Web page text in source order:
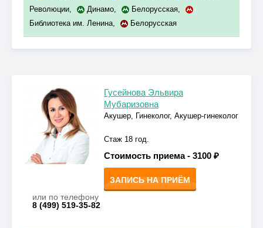
Революции, Динамо, Белорусская,
Библиотека им. Ленина, Белорусская
Гусейнова Эльвира
Мубаризовна
Акушер, Гинеколог, Акушер-гинеколог
Стаж 18 год.
Стоимость приема - 3100 ₽
ЗАПИСЬ НА ПРИЁМ
или по телефону
8 (499) 519-35-82